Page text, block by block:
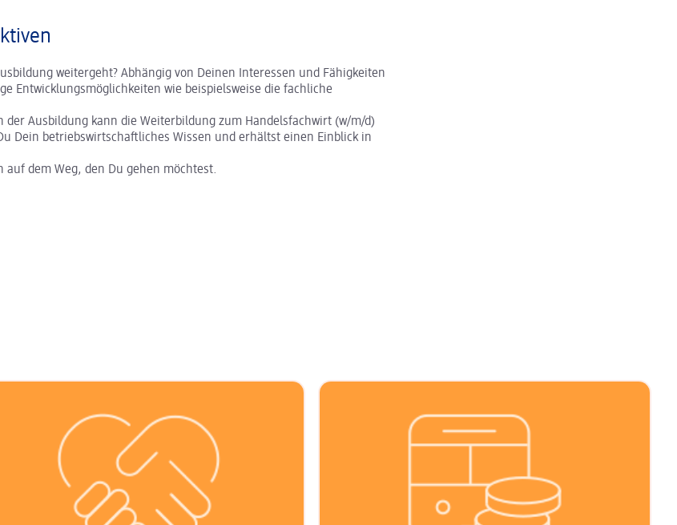
weitergeht? Abhängig von Deinen Interessen und Fähigkeiten
Entwicklungsmöglichkeiten wie beispielsweise die fachliche
der Ausbildung kann die Weiterbildung zum Handelsfachwirt (w/m/d)
Dein betriebswirtschaftliches Wissen und erhältst einen Einblick in
dem Weg, den Du gehen möchtest.